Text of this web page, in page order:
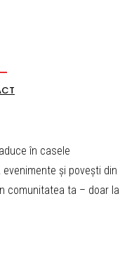
în casele
și povești din
comunitatea ta – doar la